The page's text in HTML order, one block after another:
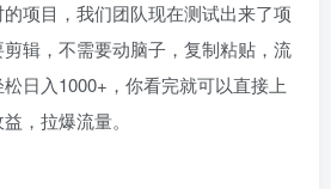
项目，我们团队现在测试出来了项
辑，不需要动脑子，复制粘贴，流
日入1000+，你看完就可以直接上
，拉爆流量。